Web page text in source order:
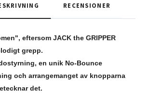
RECENSIONER
eftersom JACK the GRIPPER
grepp.
en unik No-Bounce
och arrangemanget av knopparna
det.